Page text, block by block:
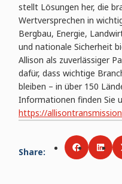
stellt Lösungen her, die
Wertversprechen in
Bergbau, Energie,
und nationale Sicherheit
Allison als zuverlässiger
dafür, dass wichtige
bleiben – in über 150
Informationen finden Sie
https://
Share: Share via